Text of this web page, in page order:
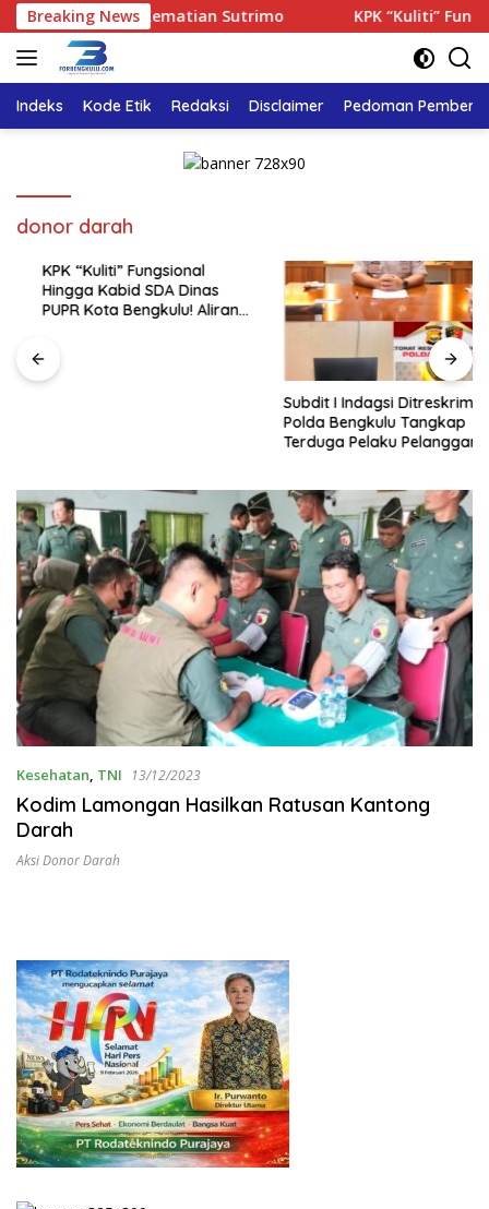
Langsung
ke
konten
Breaking News
Transparan Kematian Sutrimo KPK “Kuliti”
Indeks Kode Etik Redaksi Disclaimer Pedoman
donor darah
KPK “Kuliti” Fungsional
Hingga Kabid SDA Dinas
PUPR Kota Bengkulu! Aliran
Subdit I Indagsi Ditreskrimsus
Polda Bengkulu Tangkap
Terduga Pelaku Pelanggaran
Kesehatan, TNI 13/12/2023
Kodim Lamongan Hasilkan Ratusan Kantong
Darah
Aksi Donor Darah